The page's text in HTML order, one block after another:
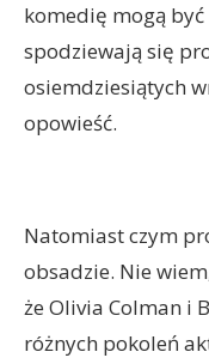
komedię mogą
spodziewają się
osiemdziesiątych
opowieść.
Natomiast czym
obsadzie. Nie
że Olivia Colman i
różnych pokoleń